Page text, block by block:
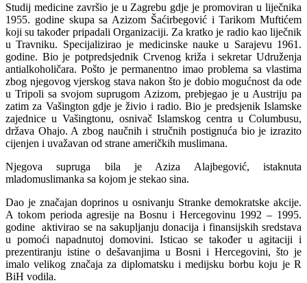
Studij medicine završio je u Zagrebu gdje je promoviran u liječnika
1955. godine skupa sa Azizom Šaćirbegović i Tarikom Muftićem
koji su također pripadali Organizaciji. Za kratko je radio kao liječnik
u Travniku. Specijalizirao je medicinske nauke u Sarajevu 1961.
godine. Bio je potpredsjednik Crvenog križa i sekretar Udruženja
antialkoholičara. Pošto je permanentno imao problema sa vlastima
zbog njegovog vjerskog stava nakon što je dobio mogućnost da ode
u Tripoli sa svojom suprugom Azizom, prebjegao je u Austriju pa
zatim za Vašington gdje je živio i radio. Bio je predsjenik Islamske
zajednice u Vašingtonu, osnivač Islamskog centra u Columbusu,
država Ohajo. A zbog naučnih i stručnih postignuća bio je izrazito
cijenjen i uvažavan od strane američkih muslimana.
Njegova supruga bila je Aziza Alajbegović, istaknuta
mladomuslimanka sa kojom je stekao sina.
Dao je značajan doprinos u osnivanju Stranke demokratske akcije.
A tokom perioda agresije na Bosnu i Hercegovinu 1992 – 1995.
godine aktivirao se na sakupljanju donacija i finansijskih sredstava
u pomoći napadnutoj domovini. Isticao se također u agitaciji i
prezentiranju istine o dešavanjima u Bosni i Hercegovini, što je
imalo velikog značaja za diplomatsku i medijsku borbu koju je R
BiH vodila.